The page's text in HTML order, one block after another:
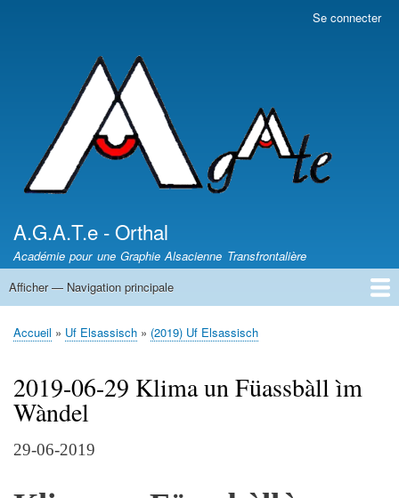
l'utilisateur
Se connecter
A.G.A.T.e - Orthal
Académie pour une Graphie Alsacienne Transfrontalière
Navigation
Afficher — Navigation principale
News - Nèikheit
DICTIONNAIRES /
Article de presse
Les auteurs
Sentiers des Poètes
Leçons d'Alsacien
Uf Elsassisch
Wortkaschtla
Qui somme nous ?
Fil
Accueil Uf Elsassisch (2019) Uf Elsassisch
2019-06-29 Klima un Füassbàll ìm
Wàndel
29-06-2019